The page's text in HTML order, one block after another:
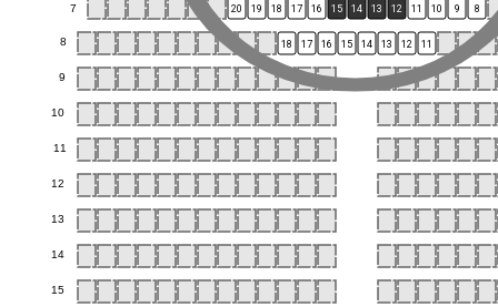
7
8
9
10
11
12
13
14
15
20 19 18 17 16 15 14 13 12 11 10 9 8
18 17 16 15 14 13 12 11